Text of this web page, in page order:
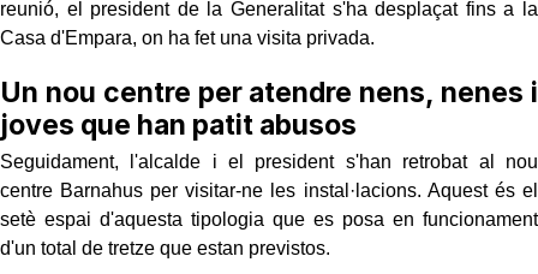
reunió, el president de la Generalitat s'ha desplaçat fins a la
Casa d'Empara, on ha fet una visita privada.
Un nou centre per atendre nens, nenes i
joves que han patit abusos
Seguidament, l'alcalde i el president s'han retrobat al nou
centre Barnahus per visitar-ne les instal·lacions. Aquest és el
setè espai d'aquesta tipologia que es posa en funcionament
d'un total de tretze que estan previstos.